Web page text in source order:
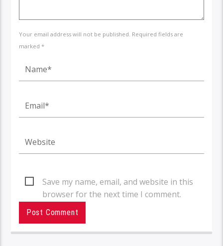
Your email address will not be published. Required fields are
marked *
Save my name, email, and website in this
browser for the next time I comment.